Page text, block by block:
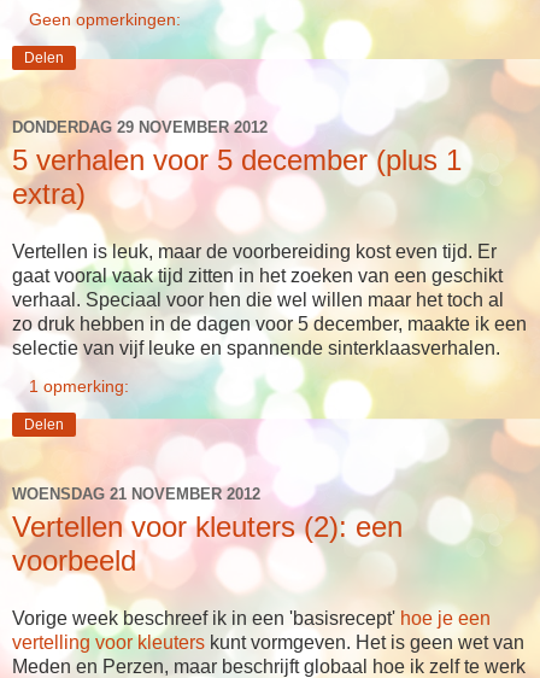
Geen opmerkingen:
Delen
DONDERDAG 29 NOVEMBER 2012
5 verhalen voor 5 december (plus 1
extra)
Vertellen is leuk, maar de voorbereiding kost even tijd. Er
gaat vooral vaak tijd zitten in het zoeken van een geschikt
verhaal. Speciaal voor hen die wel willen maar het toch al
zo druk hebben in de dagen voor 5 december, maakte ik een
selectie van vijf leuke en spannende sinterklaasverhalen.
1 opmerking:
Delen
WOENSDAG 21 NOVEMBER 2012
Vertellen voor kleuters (2): een
voorbeeld
Vorige week beschreef ik in een 'basisrecept' hoe je een
vertelling voor kleuters kunt vormgeven. Het is geen wet van
Meden en Perzen, maar beschrijft globaal hoe ik zelf te werk